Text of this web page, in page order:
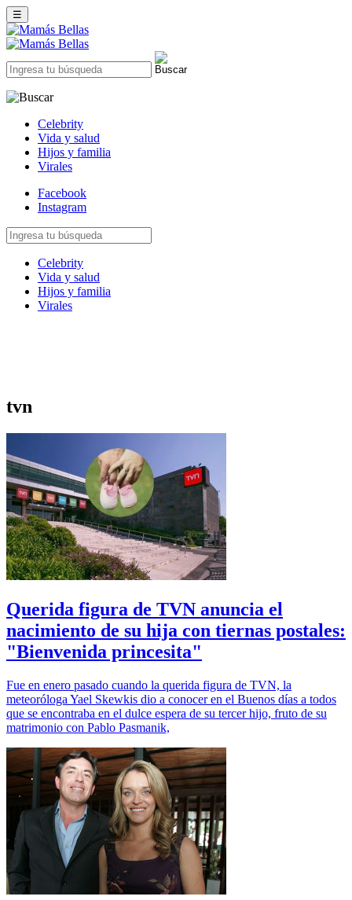
☰
Celebrity
Vida y salud
Hijos y familia
Virales
Facebook
Instagram
Celebrity
Vida y salud
Hijos y familia
Virales
tvn
Querida figura de TVN anuncia el
nacimiento de su hija con tiernas postales:
"Bienvenida princesita"
Fue en enero pasado cuando la querida figura de TVN, la
meteoróloga Yael Skewkis dio a conocer en el Buenos días a todos
que se encontraba en el dulce espera de su tercer hijo, fruto de su
matrimonio con Pablo Pasmanik,